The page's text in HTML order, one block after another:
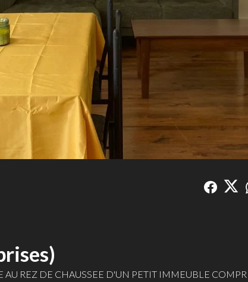
CHAUSSEE D'UN PETIT IMMEUBLE COMPRENANT: